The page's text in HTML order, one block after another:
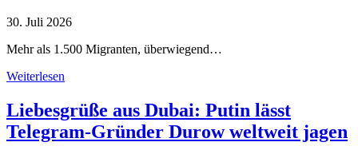
30. Juli 2026
Mehr als 1.500 Migranten, überwiegend…
Weiterlesen
Liebesgrüße aus Dubai: Putin lässt
Telegram-Gründer Durow weltweit jagen